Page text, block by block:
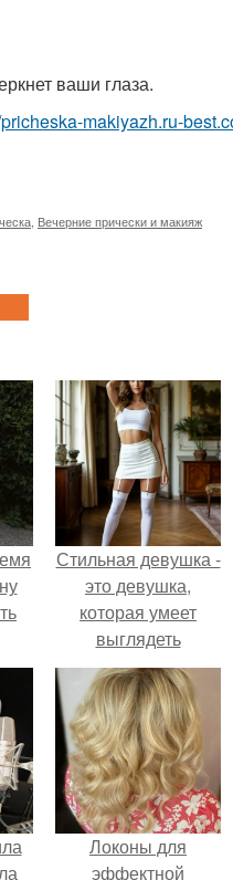
ваши глаза.
makiyazh.ru-
Вечерние прически и макияж
Стильная девушка -
это девушка,
которая умеет
выглядеть
привлекательно и
элегантно в любои
ситуации.
Локоны для
эффектной